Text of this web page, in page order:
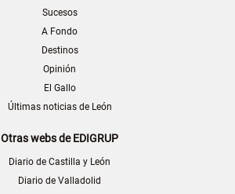
Sucesos
A Fondo
Destinos
Opinión
El Gallo
Últimas noticias de León
Otras webs de EDIGRUP
Diario de Castilla y León
Diario de Valladolid